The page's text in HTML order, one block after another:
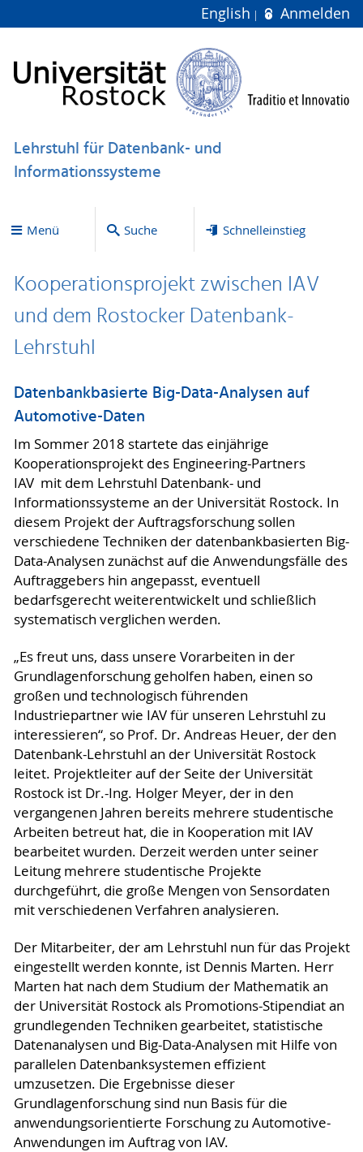
English Anmelden
Lehrstuhl für Datenbank- und
Informationssysteme
Menü Suche Schnelleinstieg
Kooperationsprojekt zwischen IAV
und dem Rostocker Datenbank-
Lehrstuhl
Datenbankbasierte Big-Data-Analysen auf
Automotive-Daten
Im Sommer 2018 startete das einjährige
Kooperationsprojekt des Engineering-Partners
IAV mit dem Lehrstuhl Datenbank- und
Informationssysteme an der Universität Rostock. In
diesem Projekt der Auftragsforschung sollen
verschiedene Techniken der datenbankbasierten Big-
Data-Analysen zunächst auf die Anwendungsfälle des
Auftraggebers hin angepasst, eventuell
bedarfsgerecht weiterentwickelt und schließlich
systematisch verglichen werden.
„Es freut uns, dass unsere Vorarbeiten in der
Grundlagenforschung geholfen haben, einen so
großen und technologisch führenden
Industriepartner wie IAV für unseren Lehrstuhl zu
interessieren“, so Prof. Dr. Andreas Heuer, der den
Datenbank-Lehrstuhl an der Universität Rostock
leitet. Projektleiter auf der Seite der Universität
Rostock ist Dr.-Ing. Holger Meyer, der in den
vergangenen Jahren bereits mehrere studentische
Arbeiten betreut hat, die in Kooperation mit IAV
bearbeitet wurden. Derzeit werden unter seiner
Leitung mehrere studentische Projekte
durchgeführt, die große Mengen von Sensordaten
mit verschiedenen Verfahren analysieren.
Der Mitarbeiter, der am Lehrstuhl nun für das Projekt
eingestellt werden konnte, ist Dennis Marten. Herr
Marten hat nach dem Studium der Mathematik an
der Universität Rostock als Promotions-Stipendiat an
grundlegenden Techniken gearbeitet, statistische
Datenanalysen und Big-Data-Analysen mit Hilfe von
parallelen Datenbanksystemen effizient
umzusetzen. Die Ergebnisse dieser
Grundlagenforschung sind nun Basis für die
anwendungsorientierte Forschung zu Automotive-
Anwendungen im Auftrag von IAV.